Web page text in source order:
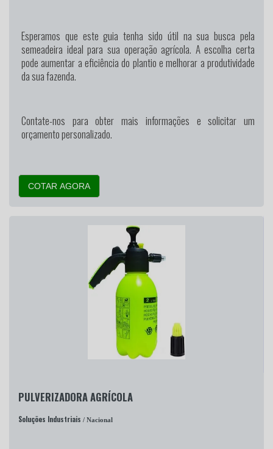
Esperamos que este guia tenha sido útil na sua busca pela
semeadeira ideal para sua operação agrícola. A escolha certa
pode aumentar a eficiência do plantio e melhorar a produtividade
da sua fazenda.
Contate-nos para obter mais informações e solicitar um
orçamento personalizado.
COTAR AGORA
PULVERIZADORA AGRÍCOLA
Soluções Industriais / Nacional